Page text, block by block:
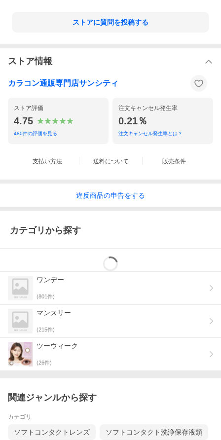
ストアに質問を投稿する
ストア情報
カラコン通販専門店サンシティ
ストア評価
4.75
480件の評価を見る
注文キャンセル発生率
0.21％
注文キャンセル発生率とは？
支払い方法 送料について 販売条件
違反商品の申告をする
カテゴリから探す
ワンデー
(801件)
マンスリー
(215件)
ツーウィーク
(26件)
関連ジャンルから探す
カテゴリ
ソフトコンタクトレンズ ソフトコンタクト洗浄保存液類